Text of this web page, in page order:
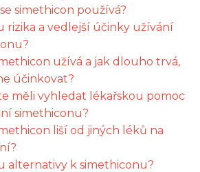
simethicon používá?
rizika a vedlejší účinky užívání
užívá a jak dlouho trvá,
účinkovat?
měli vyhledat lékařskou pomoc
simethiconu?
liší od jiných léků na
alternativy k simethiconu?